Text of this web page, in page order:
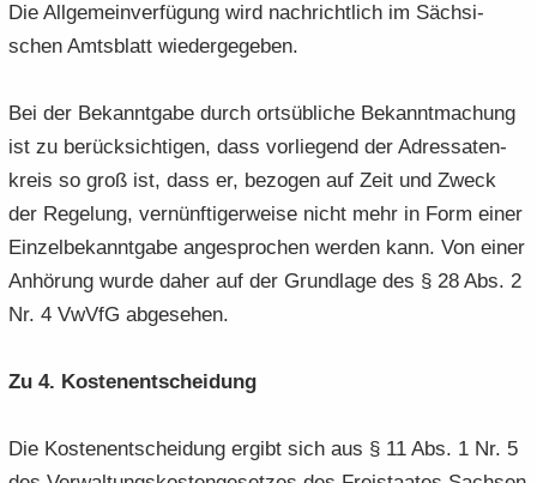
Die All­ge­mein­ver­fü­gung wird nach­richt­lich im Säch­si­
schen Amts­blatt wie­der­ge­ge­ben.
Bei der Be­kannt­ga­be durch orts­üb­li­che Be­kannt­ma­chung
ist zu be­rück­sich­ti­gen, dass vor­lie­gend der Adres­sa­ten­
kreis so groß ist, dass er, be­zo­gen auf Zeit und Zweck
der Re­ge­lung, ver­nünf­ti­ger­wei­se nicht mehr in Form einer
Ein­zel­be­kannt­ga­be an­ge­spro­chen wer­den kann. Von einer
An­hö­rung wurde daher auf der Grund­la­ge des § 28 Abs. 2
Nr. 4 VwVfG ab­ge­se­hen.
Zu 4. Kos­ten­ent­schei­dung
Die Kos­ten­ent­schei­dung er­gibt sich aus § 11 Abs. 1 Nr. 5